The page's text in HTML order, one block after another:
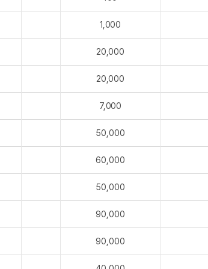
1,000
20,000
20,000
7,000
50,000
60,000
50,000
90,000
90,000